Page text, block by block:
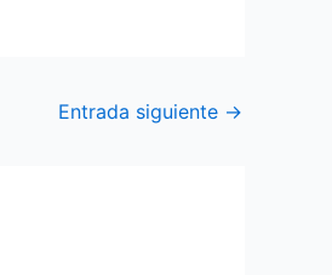
Entrada siguiente →